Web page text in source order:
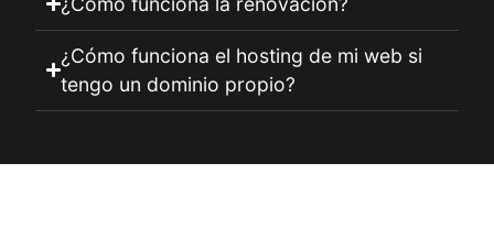
¿Cómo funciona el hosting de mi web si
tengo un dominio propio?